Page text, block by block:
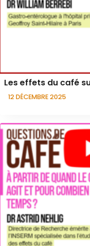
Les effets du café
12 DÉCEMBRE 2025